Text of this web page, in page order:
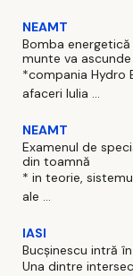
NEAMT
Bomba energetică
munte va
*compania Hydro
afaceri Iulia ...
NEAMT
Examenul de
din toamnă
* in teorie,
ale ...
IASI
Bucșinescu intră
Una dintre